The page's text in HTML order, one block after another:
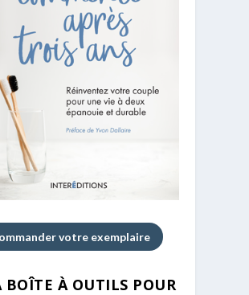
votre exemplaire
BOÎTE À OUTILS POUR